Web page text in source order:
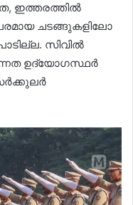
ഇത്തരത്തിൽ
ചടങ്ങുകളിലോ
സിവിൽ
ഉദ്യോ​ഗസ്ഥർ